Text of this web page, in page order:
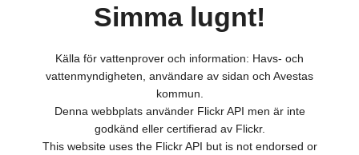
Simma lugnt!
Källa för vattenprover och information: Havs- och
vattenmyndigheten, användare av sidan och Avestas
kommun.
Denna webbplats använder Flickr API men är inte
godkänd eller certifierad av Flickr.
This website uses the Flickr API but is not endorsed or